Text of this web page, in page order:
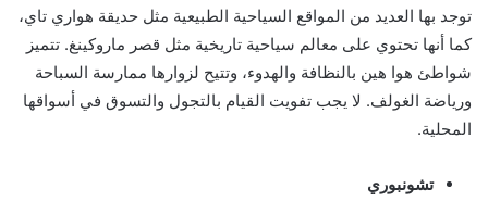
توجد بها العديد من المواقع السياحية الطبيعية مثل حديقة هواري تاي،
كما أنها تحتوي على معالم سياحية تاريخية مثل قصر ماروكينغ. تتميز
شواطئ هوا هين بالنظافة والهدوء، وتتيح لزوارها ممارسة السباحة
ورياضة الغولف. لا يجب تفويت القيام بالتجول والتسوق في أسواقها
المحلية.
تشونبوري